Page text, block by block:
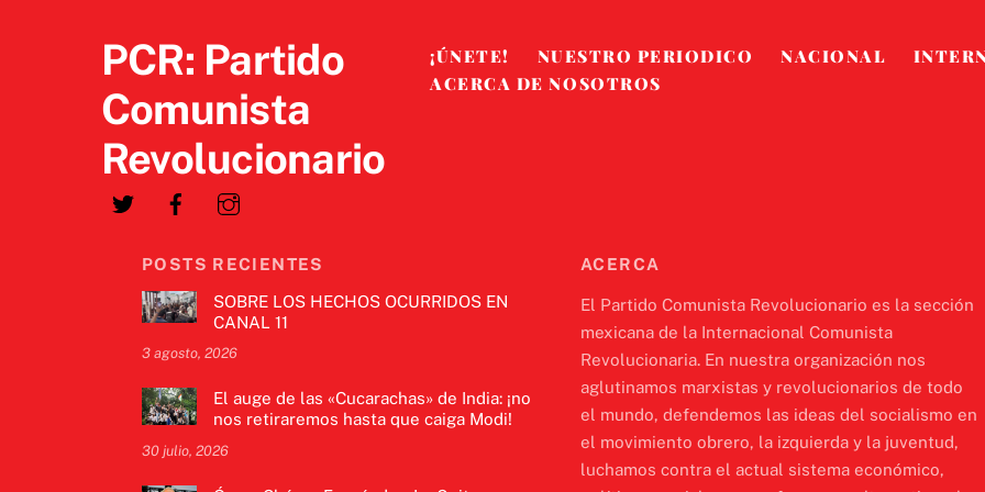
PCR: Partido
Comunista
Revolucionario
¡ÚNETE! NUESTRO PERIODICO NACIONAL
ACERCA DE NOSOTROS
POSTS RECIENTES
SOBRE LOS HECHOS OCURRIDOS EN
CANAL 11
3 agosto, 2026
El auge de las «Cucarachas» de India: ¡no
nos retiraremos hasta que caiga Modi!
30 julio, 2026
ACERCA
El Partido Comunista Revolucionario es la sección
mexicana de la Internacional Comunista
Revolucionaria. En nuestra organización nos
aglutinamos marxistas y revolucionarios de todo
el mundo, defendemos las ideas del socialismo en
el movimiento obrero, la izquierda y la juventud,
luchamos contra el actual sistema económico,